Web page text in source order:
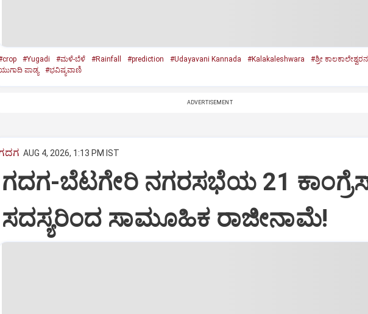
#Yugadi #ಮಳೆ-ಬೆಳೆ #Rainfall #prediction #Udayavani Kannada #Kalakaleshwara
#ಶ್ರೀ
ಪಾಡ್ಯ
#ಭವಿಷ್ಯವಾಣಿ
ADVERTISEMENT
AUG 4, 2026, 1:13 PM IST
ಗದಗ-ಬೆಟಗೇರಿ ನಗರಸಭೆಯ 21
ಸದಸ್ಯರಿಂದ ಸಾಮೂಹಿಕ ರಾಜೀನಾಮೆ!